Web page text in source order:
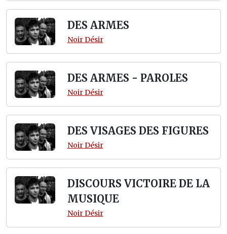
DES ARMES
Noir Désir
DES ARMES - PAROLES
Noir Désir
DES VISAGES DES FIGURES
Noir Désir
DISCOURS VICTOIRE DE LA
MUSIQUE
Noir Désir